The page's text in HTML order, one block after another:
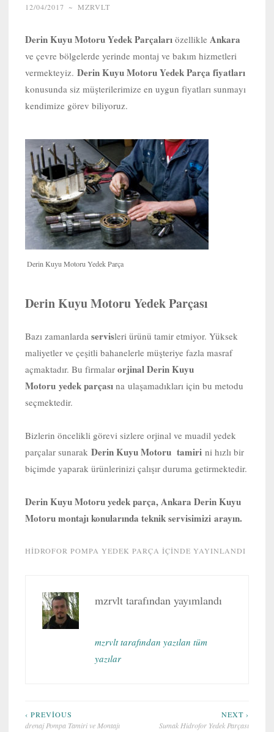
12/04/2017 ~ MZRVLT
Derin Kuyu Motoru Yedek Parçaları özellikle Ankara
ve çevre bölgelerde yerinde montaj ve bakım hizmetleri
vermekteyiz. Derin Kuyu Motoru Yedek Parça fiyatları
konusunda siz müşterilerimize en uygun fiyatları sunmayı
kendimize görev biliyoruz.
Derin Kuyu Motoru Yedek Parça
Derin Kuyu Motoru Yedek Parçası
Bazı zamanlarda servisleri ürünü tamir etmiyor. Yüksek
maliyetler ve çeşitli bahanelerle müşteriye fazla masraf
açmaktadır. Bu firmalar orjinal Derin Kuyu
Motoru yedek parçası na ulaşamadıkları için bu metodu
seçmektedir.
Bizlerin öncelikli görevi sizlere orjinal ve muadil yedek
parçalar sunarak Derin Kuyu Motoru tamiri ni hızlı bir
biçimde yaparak ürünlerinizi çalışır duruma getirmektedir.
Derin Kuyu Motoru yedek parça, Ankara Derin Kuyu
Motoru montajı konularında teknik servisimizi arayın.
HIDROFOR POMPA YEDEK PARÇA IÇINDE YAYINLANDI
mzrvlt tarafından yayımlandı
mzrvlt tarafından yazılan tüm
yazılar
Yazı
‹ PREVIOUS
drenaj Pompa Tamiri ve Montajı
NEXT ›
Sumak Hidrofor Yedek Parçası